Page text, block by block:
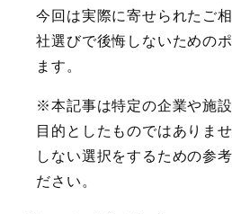
今回は実際に寄せられたご
社選びで後悔しないための
ます。
※本記事は特定の企業や施
目的としたものではありま
しない選択をするための参
ださい。